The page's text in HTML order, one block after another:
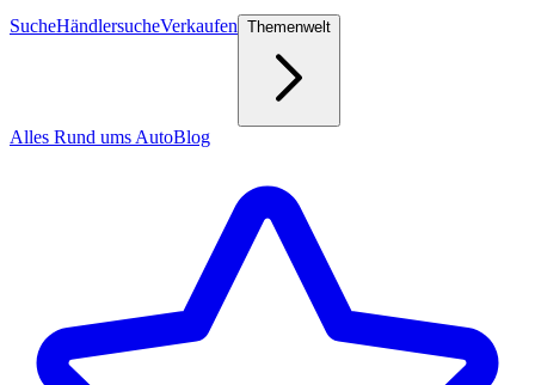
SucheHändlersucheVerkaufen Themenwelt
Alles Rund ums AutoBlog